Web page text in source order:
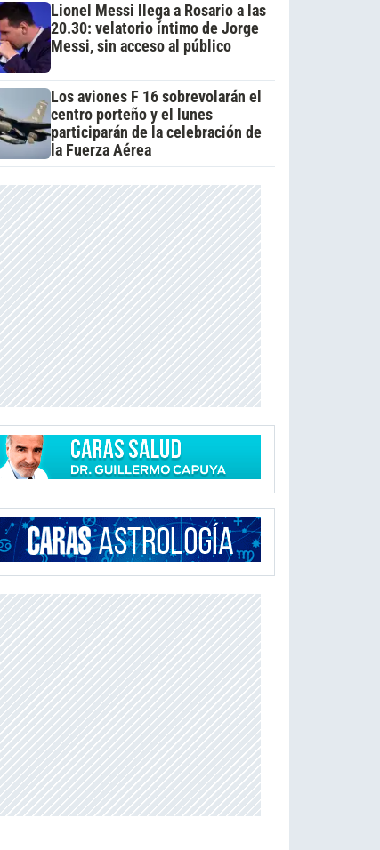
Lionel Messi llega a Rosario a las
20.30: velatorio íntimo de Jorge
Messi, sin acceso al público
Los aviones F 16 sobrevolarán el
centro porteño y el lunes
participarán de la celebración de
la Fuerza Aérea